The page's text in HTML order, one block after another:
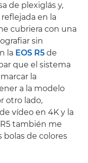
de plexiglás y,
en la
cubriera con una
sin
la EOS R5 de
que el sistema
la
a la modelo
otro lado,
vídeo en 4K y la
también me
bolas de colores